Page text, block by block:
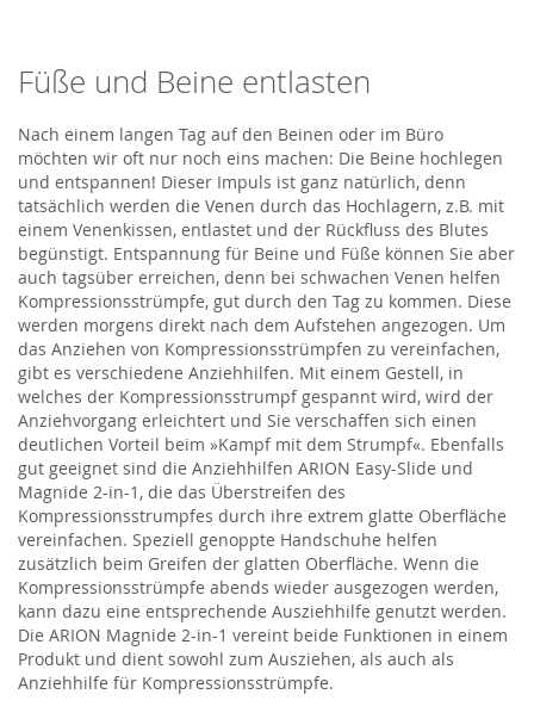
Füße und Beine entlasten
Nach einem langen Tag auf den Beinen oder im Büro
möchten wir oft nur noch eins machen: Die Beine hochlegen
und entspannen! Dieser Impuls ist ganz natürlich, denn
tatsächlich werden die Venen durch das Hochlagern, z.B. mit
einem Venenkissen, entlastet und der Rückfluss des Blutes
begünstigt. Entspannung für Beine und Füße können Sie aber
auch tagsüber erreichen, denn bei schwachen Venen helfen
Kompressionsstrümpfe, gut durch den Tag zu kommen. Diese
werden morgens direkt nach dem Aufstehen angezogen. Um
das Anziehen von Kompressionsstrümpfen zu vereinfachen,
gibt es verschiedene Anziehhilfen. Mit einem Gestell, in
welches der Kompressionsstrumpf gespannt wird, wird der
Anziehvorgang erleichtert und Sie verschaffen sich einen
deutlichen Vorteil beim »Kampf mit dem Strumpf«. Ebenfalls
gut geeignet sind die Anziehhilfen ARION Easy-Slide und
Magnide 2-in-1, die das Überstreifen des
Kompressionsstrumpfes durch ihre extrem glatte Oberfläche
vereinfachen. Speziell genoppte Handschuhe helfen
zusätzlich beim Greifen der glatten Oberfläche. Wenn die
Kompressionsstrümpfe abends wieder ausgezogen werden,
kann dazu eine entsprechende Ausziehhilfe genutzt werden.
Die ARION Magnide 2-in-1 vereint beide Funktionen in einem
Produkt und dient sowohl zum Ausziehen, als auch als
Anziehhilfe für Kompressionsstrümpfe.